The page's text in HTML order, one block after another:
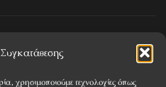
χρησιμοποιούμε τεχνολογίες όπως